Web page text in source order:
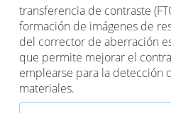
transferencia de contraste
formación de imágenes de
del corrector de aberración
que permite mejorar el
emplearse para la detección
materiales.